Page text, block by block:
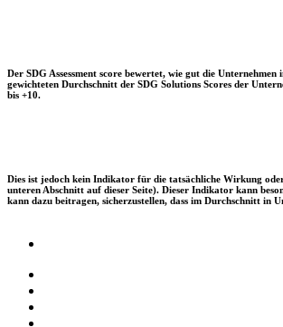
Der SDG Assessment score bewertet, wie gut die
gewichteten Durchschnitt der SDG Solutions Scores der
bis +10.
Dies ist jedoch kein Indikator für die tatsächliche Wirkung
unteren Abschnitt auf dieser Seite). Dieser Indikator kann
kann dazu beitragen, sicherzustellen, dass im Durchschnitt in